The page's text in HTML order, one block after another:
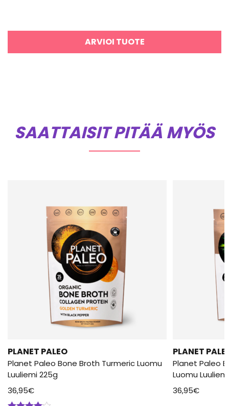
ARVIOI TUOTE
SAATTAISIT PITÄÄ MYÖS
PLANET PALEO
Planet Paleo Bone Broth Turmeric Luomu
Luuliemi 225g
36,95€
PLANET
Planet Paleo
Luomu
36,95€